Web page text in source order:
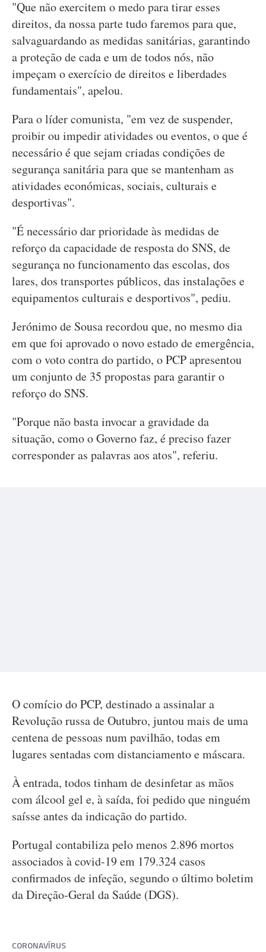
"Que não exercitem o medo para tirar esses
direitos, da nossa parte tudo faremos para que,
salvaguardando as medidas sanitárias, garantindo
a proteção de cada e um de todos nós, não
impeçam o exercício de direitos e liberdades
fundamentais", apelou.
Para o líder comunista, "em vez de suspender,
proibir ou impedir atividades ou eventos, o que é
necessário é que sejam criadas condições de
segurança sanitária para que se mantenham as
atividades económicas, sociais, culturais e
desportivas".
"É necessário dar prioridade às medidas de
reforço da capacidade de resposta do SNS, de
segurança no funcionamento das escolas, dos
lares, dos transportes públicos, das instalações e
equipamentos culturais e desportivos", pediu.
Jerónimo de Sousa recordou que, no mesmo dia
em que foi aprovado o novo estado de emergência,
com o voto contra do partido, o PCP apresentou
um conjunto de 35 propostas para garantir o
reforço do SNS.
"Porque não basta invocar a gravidade da
situação, como o Governo faz, é preciso fazer
corresponder as palavras aos atos", referiu.
O comício do PCP, destinado a assinalar a
Revolução russa de Outubro, juntou mais de uma
centena de pessoas num pavilhão, todas em
lugares sentadas com distanciamento e máscara.
À entrada, todos tinham de desinfetar as mãos
com álcool gel e, à saída, foi pedido que ninguém
saísse antes da indicação do partido.
Portugal contabiliza pelo menos 2.896 mortos
associados à covid-19 em 179.324 casos
confirmados de infeção, segundo o último boletim
da Direção-Geral da Saúde (DGS).
CORONAVÍRUS